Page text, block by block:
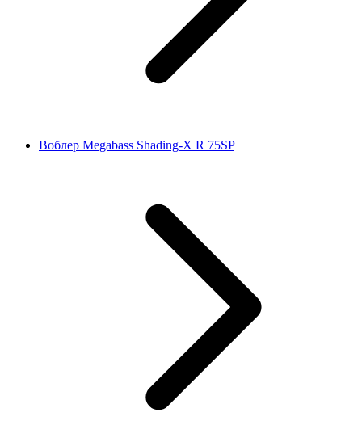
Воблер Megabass Shading-X R 75SP